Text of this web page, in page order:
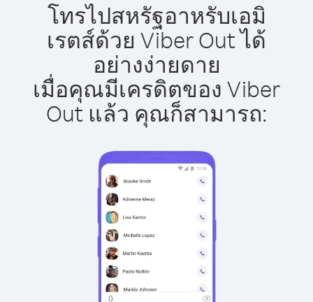
โทรไปสหรัฐอาหรับเอมิ
เรตส์ด้วย Viber Out ได้
อย่างง่ายดาย
เมื่อคุณมีเครดิตของ Viber
Out แล้ว คุณก็สามารถ: